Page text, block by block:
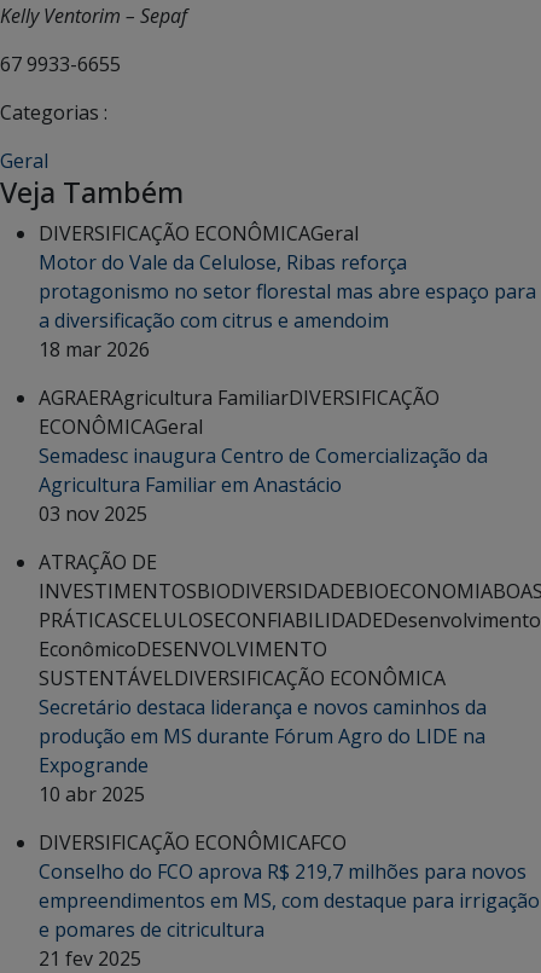
Kelly Ventorim – Sepaf
67 9933-6655
Categorias :
Geral
Veja Também
DIVERSIFICAÇÃO ECONÔMICAGeral
Motor do Vale da Celulose, Ribas reforça
protagonismo no setor florestal mas abre espaço para
a diversificação com citrus e amendoim
18 mar 2026
AGRAERAgricultura FamiliarDIVERSIFICAÇÃO
ECONÔMICAGeral
Semadesc inaugura Centro de Comercialização da
Agricultura Familiar em Anastácio
03 nov 2025
ATRAÇÃO DE
INVESTIMENTOSBIODIVERSIDADEBIOECONOMIA
PRÁTICASCELULOSECONFIABILIDADEDesenvolvimento
EconômicoDESENVOLVIMENTO
SUSTENTÁVELDIVERSIFICAÇÃO ECONÔMICA
Secretário destaca liderança e novos caminhos da
produção em MS durante Fórum Agro do LIDE na
Expogrande
10 abr 2025
DIVERSIFICAÇÃO ECONÔMICAFCO
Conselho do FCO aprova R$ 219,7 milhões para novos
empreendimentos em MS, com destaque para irrigação
e pomares de citricultura
21 fev 2025